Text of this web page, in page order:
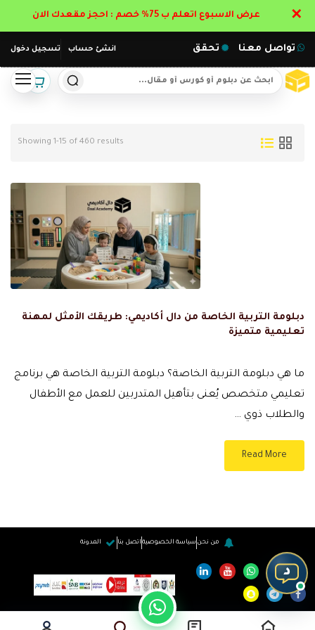
انشئ حساب تسجيل دخول تواصل معنا تحقق
Showing 1-15 of 460 results
دبلومة التربية الخاصة من دال أكاديمي: طريقك الأمثل لمهنة
تعليمية متميزة
ما هي دبلومة التربية الخاصة؟ دبلومة التربية الخاصة هي برنامج
تعليمي متخصص يُعنى بتأهيل المتدربين للعمل مع الأطفال
والطلاب ذوي …
Read More
من نحن سياسة الخصوصية اتصل بنا المدونة
د
عرض الاسبوع اتعلم ب 75% خصم : احجز مقعدك الان ✕